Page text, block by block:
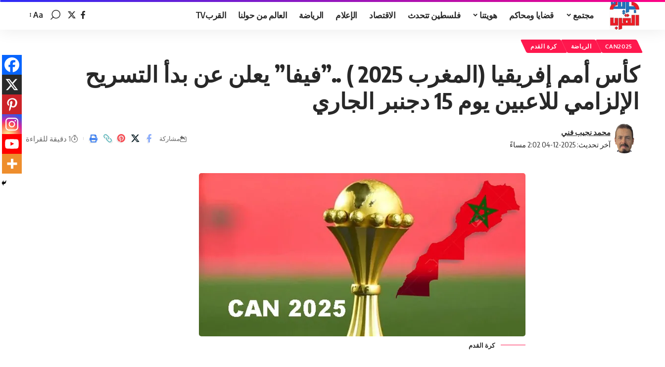
مجتمع قضايا ومحاكم هويتنا فلسطين تتحدث الاقتصاد الإعلام الرياضة العالم من حولنا القربTV
تغيير
Aa
CAN2025 الرياضة كرة القدم
كأس أمم إفريقيا (المغرب 2025 ) ..”فيفا” يعلن عن بدأ التسريح
الإلزامي للاعبين يوم 15 دجنبر الجاري
آخر تحديث: 2025-12-04 2:02 مساءً
محمد نجيب فني
مشاركة 1 دقيقة للقراءة
كرة القدم